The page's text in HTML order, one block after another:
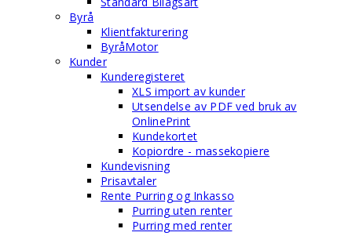
Byrå
Klientfakturering
ByråMotor
Kunder
Kunderegisteret
XLS import av kunder
Utsendelse av PDF ved bruk av
OnlinePrint
Kundekortet
Kopiordre - massekopiere
Kundevisning
Prisavtaler
Rente Purring og Inkasso
Purring uten renter
Purring med renter